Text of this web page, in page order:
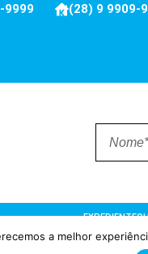
9999
(28) 9 9909-
EXPEDIENTE
a melhor